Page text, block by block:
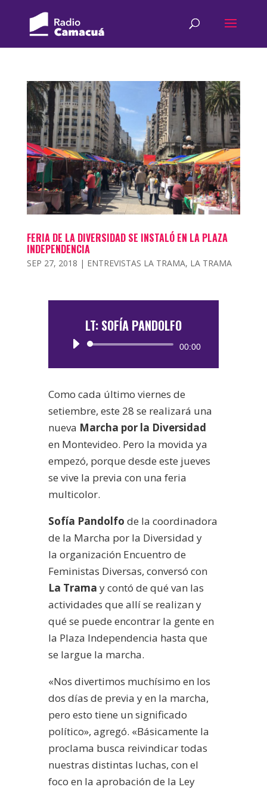
FERIA DE LA DIVERSIDAD SE INSTALÓ EN LA PLAZA
INDEPENDENCIA
SEP 27, 2018 | ENTREVISTAS LA TRAMA, LA TRAMA
LT: SOFÍA PANDOLFO
Reproductor
00:00
Como cada último viernes de
setiembre, este 28 se realizará una
nueva Marcha por la Diversidad
en Montevideo. Pero la movida ya
empezó, porque desde este jueves
se vive la previa con una feria
multicolor.
Sofía Pandolfo de la coordinadora
de la Marcha por la Diversidad y
la organización Encuentro de
Feministas Diversas, conversó con
La Trama y contó de qué van las
actividades que allí se realizan y
qué se puede encontrar la gente en
la Plaza Independencia hasta que
se largue la marcha.
«Nos divertimos muchísimo en los
dos días de previa y en la marcha,
pero esto tiene un significado
político», agregó. «Básicamente la
proclama busca reivindicar todas
nuestras distintas luchas, con el
foco en la aprobación de la Ley